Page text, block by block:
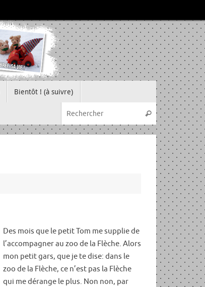
Bientôt ! (à suivre)
Recherche
Rechercher
Des mois que le petit Tom me supplie de
l’accompagner au zoo de la Flèche. Alors
mon petit gars, que je te dise: dans le
zoo de la Flèche, ce n’est pas la Flèche
qui me dérange le plus. Non non, par